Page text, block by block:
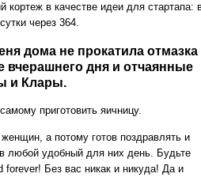
кортеж в качестве идеи для стартапа:
через 364.
дома не прокатила отмазка
вчерашнего дня и отчаянные
и Клары.
приготовить яичницу.
а потому готов поздравлять и
любой удобный для них день. Будьте
forever! Без вас никак и никуда! Да и